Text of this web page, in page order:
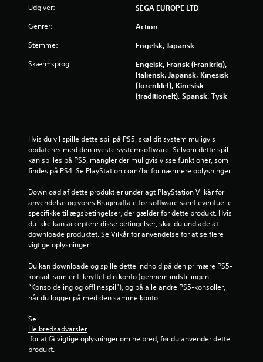
e
n
e
m
g
s
p
i
l
l
e
t
s
v
e
j
l
d
n
Udgiver: SEGA EUROPE LTD
Genrer: Action
Stemme: Engelsk, Japansk
Skærmsprog:
Engelsk, Fransk (Frankrig),
Italiensk, Japansk, Kinesisk
(forenklet), Kinesisk
(traditionelt), Spansk, Tysk
Hvis du vil spille dette spil på PS5, skal dit system muligvis
opdateres med den nyeste systemsoftware. Selvom dette spil
kan spilles på PS5, mangler der muligvis visse funktioner, som
findes på PS4. Se PlayStation.com/bc for nærmere oplysninger.
Download af dette produkt er underlagt PlayStation Vilkår for
anvendelse og vores Brugeraftale for software samt eventuelle
specifikke tillægsbetingelser, der gælder for dette produkt. Hvis
du ikke kan acceptere disse betingelser, skal du undlade at
downloade produktet. Se Vilkår for anvendelse for at se flere
vigtige oplysninger.
Du kan downloade og spille dette indhold på den primære PS5-
konsol, som er tilknyttet din konto (gennem indstillingen
“Konsoldeling og offlinespil”), og på alle andre PS5-konsoller,
når du logger på med den samme konto.
Se
Helbredsadvarsler
produkt.